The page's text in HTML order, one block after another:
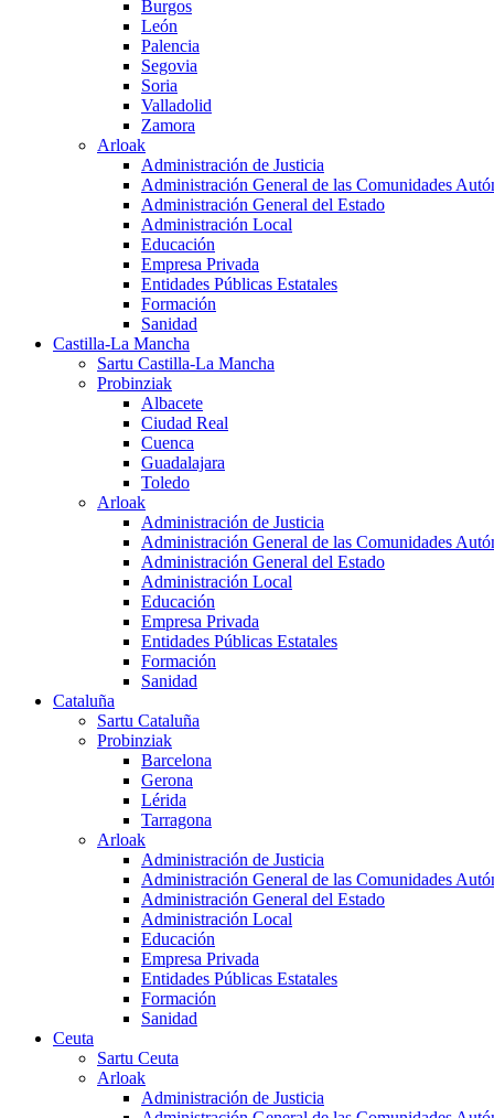
Burgos
León
Palencia
Segovia
Soria
Valladolid
Zamora
Arloak
Administración de Justicia
Administración General de las Comunidades
Administración General del Estado
Administración Local
Educación
Empresa Privada
Entidades Públicas Estatales
Formación
Sanidad
Castilla-La Mancha
Sartu Castilla-La Mancha
Probinziak
Albacete
Ciudad Real
Cuenca
Guadalajara
Toledo
Arloak
Administración de Justicia
Administración General de las Comunidades
Administración General del Estado
Administración Local
Educación
Empresa Privada
Entidades Públicas Estatales
Formación
Sanidad
Cataluña
Sartu Cataluña
Probinziak
Barcelona
Gerona
Lérida
Tarragona
Arloak
Administración de Justicia
Administración General de las Comunidades
Administración General del Estado
Administración Local
Educación
Empresa Privada
Entidades Públicas Estatales
Formación
Sanidad
Ceuta
Sartu Ceuta
Arloak
Administración de Justicia